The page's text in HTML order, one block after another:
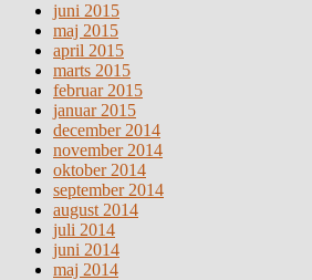
juni 2015
maj 2015
april 2015
marts 2015
februar 2015
januar 2015
december 2014
november 2014
oktober 2014
september 2014
august 2014
juli 2014
juni 2014
maj 2014